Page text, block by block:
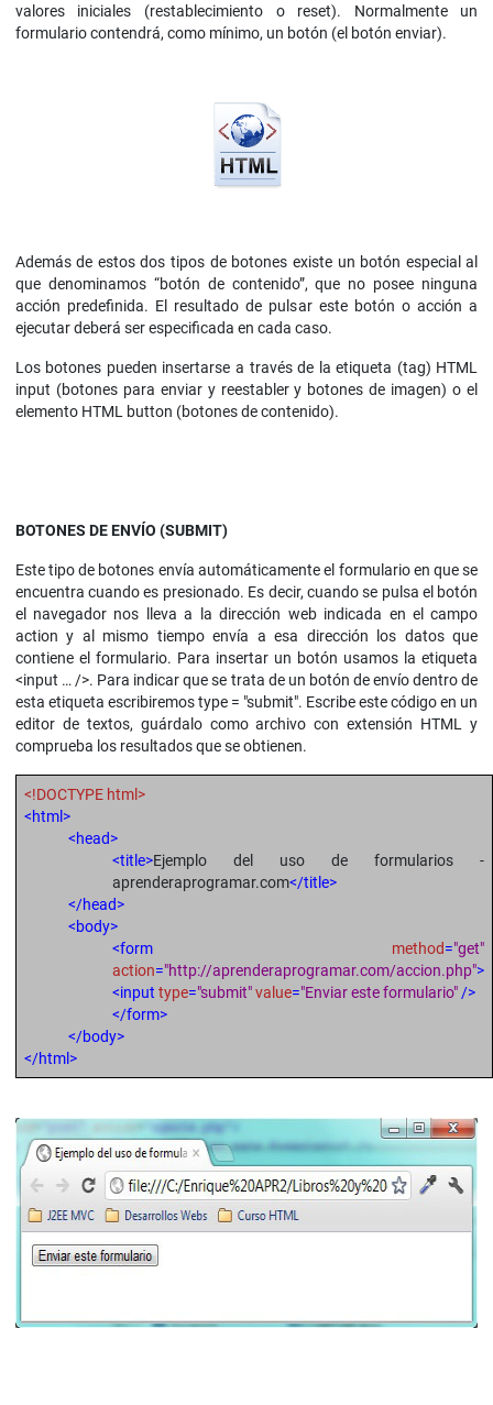
valores iniciales (restablecimiento o reset). Normalmente un
formulario contendrá, como mínimo, un botón (el botón enviar).
Además de estos dos tipos de botones existe un botón especial al
que denominamos “botón de contenido”, que no posee ninguna
acción predefinida. El resultado de pulsar este botón o acción a
ejecutar deberá ser especificada en cada caso.
Los botones pueden insertarse a través de la etiqueta (tag) HTML
input (botones para enviar y reestabler y botones de imagen) o el
elemento HTML button (botones de contenido).
BOTONES DE ENVÍO (SUBMIT)
Este tipo de botones envía automáticamente el formulario en que se
encuentra cuando es presionado. Es decir, cuando se pulsa el botón
el navegador nos lleva a la dirección web indicada en el campo
action y al mismo tiempo envía a esa dirección los datos que
contiene el formulario. Para insertar un botón usamos la etiqueta
<input … />. Para indicar que se trata de un botón de envío dentro de
esta etiqueta escribiremos type = "submit". Escribe este código en un
editor de textos, guárdalo como archivo con extensión HTML y
comprueba los resultados que se obtienen.
<!DOCTYPE html>
<html>
<head>
<title>Ejemplo del uso de formularios -
aprenderaprogramar.com</title>
</head>
<body>
<form method="get"
action="http://aprenderaprogramar.com/accion.php">
<input type="submit"value="Enviar este formulario"/>
</form>
</body>
</html>